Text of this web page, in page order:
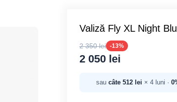
Valiză Fly XL Night
2 350 lei -13%
2 050 lei
sau câte 512 lei × 4 luni ·